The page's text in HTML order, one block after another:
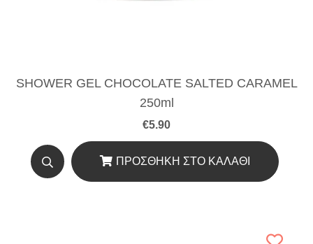
SHOWER GEL CHOCOLATE SALTED CARAMEL
250ml
€5.90
ΠΡΟΣΘΉΚΗ ΣΤΟ ΚΑΛΆΘΙ